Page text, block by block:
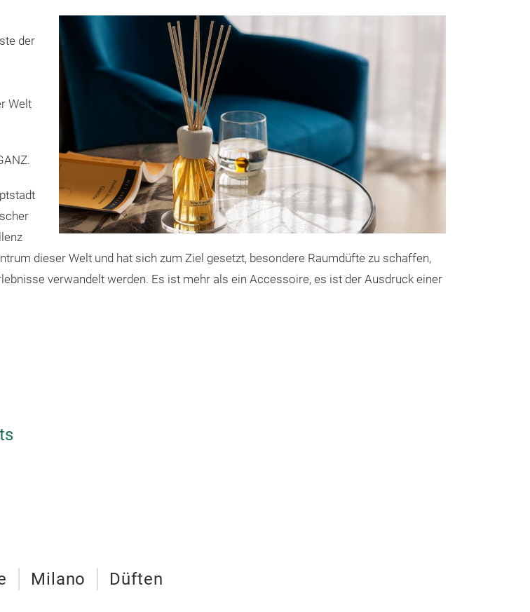
der
Welt
dieser Welt und hat sich zum Ziel gesetzt, besondere Raumdüfte zu schaffen,
verwandelt werden. Es ist mehr als ein Accessoire, es ist der Ausdruck einer
Milano Düften